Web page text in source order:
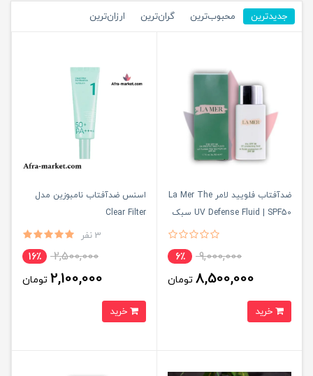
جدیدترین محبوب‌ترین گران‌ترین ارزان‌ترین
ضدآفتاب فلویید لامر La Mer The
UV Defense Fluid | SPF50 سبک
9,000,000 6٪
8,500,000 تومان
اسنس ضدآفتاب نامبوزین مدل
Clear Filter ‌‌
3 نفر
2,500,000 16٪
2,100,000 تومان